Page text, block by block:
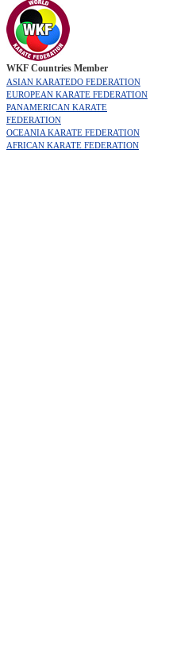
WKF Countries Member
ASIAN KARATEDO FEDERATION
EUROPEAN KARATE FEDERATION
PANAMERICAN KARATE
FEDERATION
OCEANIA KARATE FEDERATION
AFRICAN KARATE FEDERATION